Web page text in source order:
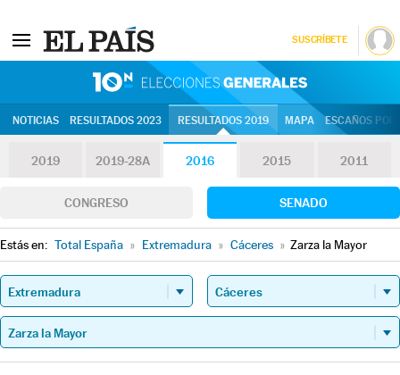
SUSCRÍBETE
NOTICIAS RESULTADOS 2023 RESULTADOS 2019 MAPA ESCAÑOS
2019 2019-28A 2016 2015 2011
CONGRESO SENADO
Estás en: Total España » Extremadura » Cáceres » Zarza la Mayor